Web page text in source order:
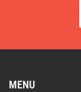
MENU